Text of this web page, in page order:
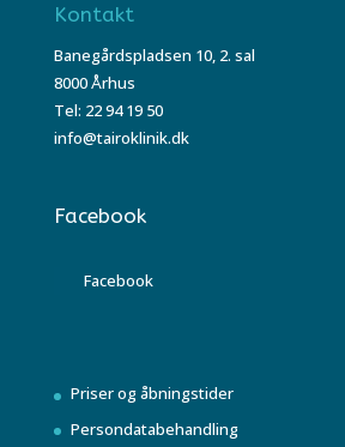
Kontakt
Banegårdspladsen 10, 2. sal
8000 Århus
Tel: 22 94 19 50
info@tairoklinik.dk
Facebook
Facebook
Priser og åbningstider
Persondatabehandling